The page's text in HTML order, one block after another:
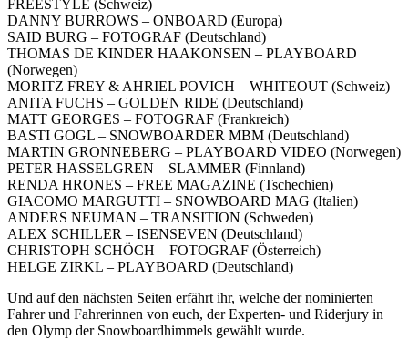
FREESTYLE (Schweiz)
DANNY BURROWS – ONBOARD (Europa)
SAID BURG – FOTOGRAF (Deutschland)
THOMAS DE KINDER HAAKONSEN – PLAYBOARD
(Norwegen)
MORITZ FREY & AHRIEL POVICH – WHITEOUT (Schweiz)
ANITA FUCHS – GOLDEN RIDE (Deutschland)
MATT GEORGES – FOTOGRAF (Frankreich)
BASTI GOGL – SNOWBOARDER MBM (Deutschland)
MARTIN GRONNEBERG – PLAYBOARD VIDEO (Norwegen)
PETER HASSELGREN – SLAMMER (Finnland)
RENDA HRONES – FREE MAGAZINE (Tschechien)
GIACOMO MARGUTTI – SNOWBOARD MAG (Italien)
ANDERS NEUMAN – TRANSITION (Schweden)
ALEX SCHILLER – ISENSEVEN (Deutschland)
CHRISTOPH SCHÖCH – FOTOGRAF (Österreich)
HELGE ZIRKL – PLAYBOARD (Deutschland)
Und auf den nächsten Seiten erfährt ihr, welche der nominierten
Fahrer und Fahrerinnen von euch, der Experten- und Riderjury in
den Olymp der Snowboardhimmels gewählt wurde.